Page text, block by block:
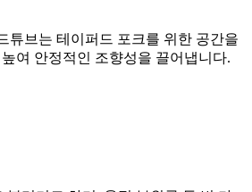
튜브는 테이퍼드 포크를 위한 공간을
여 안정적인 조향성을 끌어냅니다.